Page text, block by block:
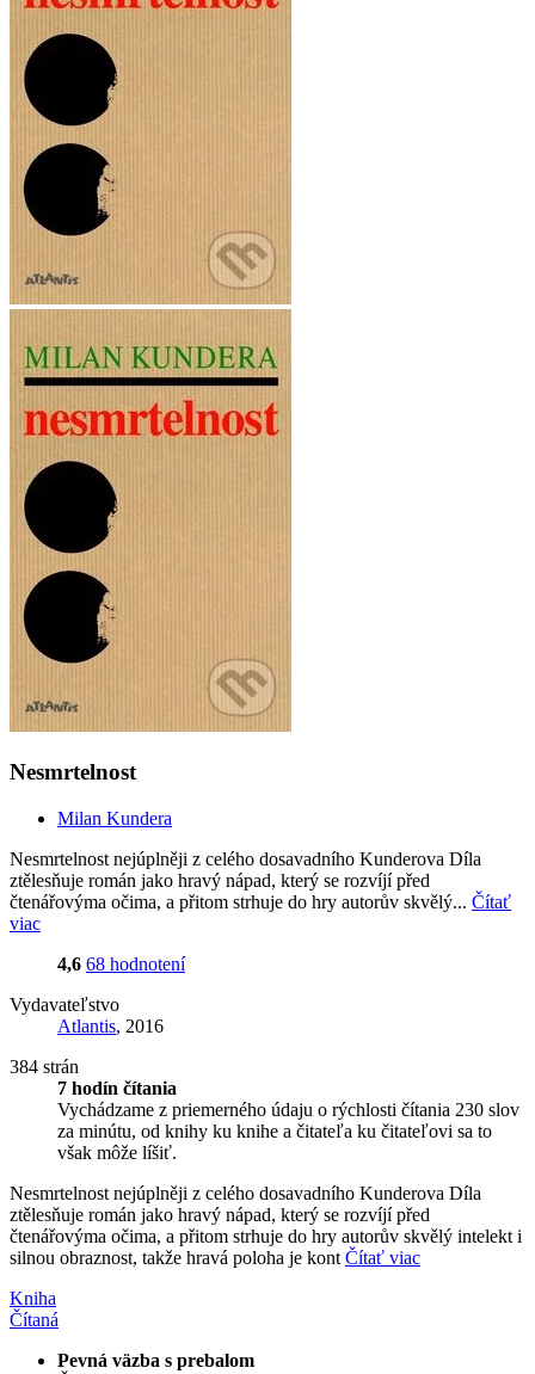
Nesmrtelnost
Milan Kundera
Nesmrtelnost nejúplněji z celého dosavadního Kunderova Díla
ztělesňuje román jako hravý nápad, který se rozvíjí před
čtenářovýma očima, a přitom strhuje do hry autorův skvělý... Čítať
viac
4,6 68 hodnotení
Vydavateľstvo
Atlantis, 2016
384 strán
7 hodín čítania
Vychádzame z priemerného údaju o rýchlosti čítania 230 slov
za minútu, od knihy ku knihe a čitateľa ku čitateľovi sa to
však môže líšiť.
Nesmrtelnost nejúplněji z celého dosavadního Kunderova Díla
ztělesňuje román jako hravý nápad, který se rozvíjí před
čtenářovýma očima, a přitom strhuje do hry autorův skvělý intelekt i
silnou obraznost, takže hravá poloha je kont Čítať viac
Kniha
Čítaná
Pevná väzba s prebalom